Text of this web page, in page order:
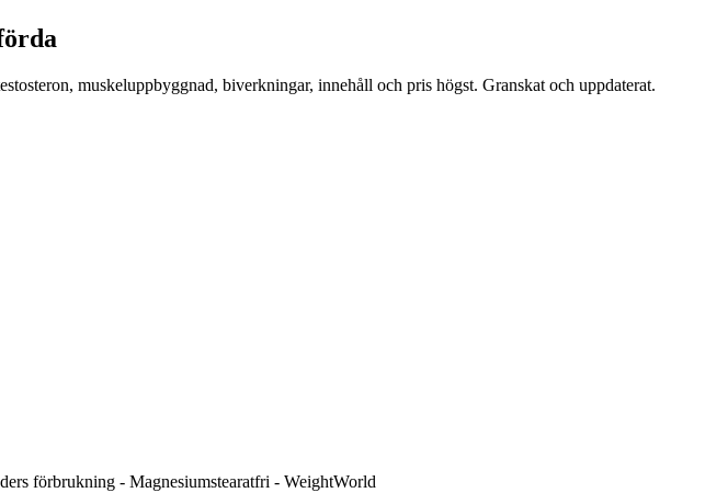
muskeluppbyggnad, biverkningar, innehåll och pris högst. Granskat och uppdaterat.
förbrukning - Magnesiumstearatfri - WeightWorld